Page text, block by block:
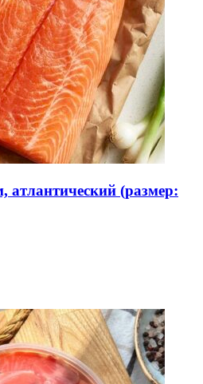
атлантический (размер: